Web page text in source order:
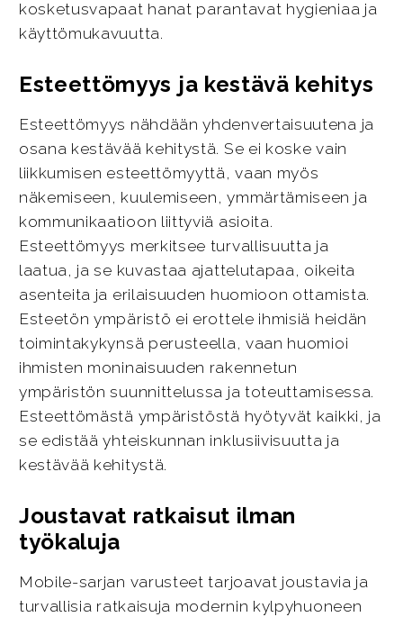
kosketusvapaat hanat parantavat hygieniaa ja
käyttömukavuutta.
Esteettömyys ja kestävä kehitys
Esteettömyys nähdään yhdenvertaisuutena ja
osana kestävää kehitystä. Se ei koske vain
liikkumisen esteettömyyttä, vaan myös
näkemiseen, kuulemiseen, ymmärtämiseen ja
kommunikaatioon liittyviä asioita.
Esteettömyys merkitsee turvallisuutta ja
laatua, ja se kuvastaa ajattelutapaa, oikeita
asenteita ja erilaisuuden huomioon ottamista.
Esteetön ympäristö ei erottele ihmisiä heidän
toimintakykynsä perusteella, vaan huomioi
ihmisten moninaisuuden rakennetun
ympäristön suunnittelussa ja toteuttamisessa.
Esteettömästä ympäristöstä hyötyvät kaikki, ja
se edistää yhteiskunnan inklusiivisuutta ja
kestävää kehitystä.
Joustavat ratkaisut ilman
työkaluja
Mobile-sarjan varusteet tarjoavat joustavia ja
turvallisia ratkaisuja modernin kylpyhuoneen